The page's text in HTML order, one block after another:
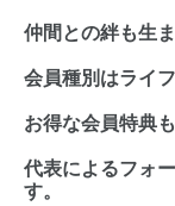
仲間との絆も生
会員種別はライ
お得な会員特典
代表によるフォ
す。